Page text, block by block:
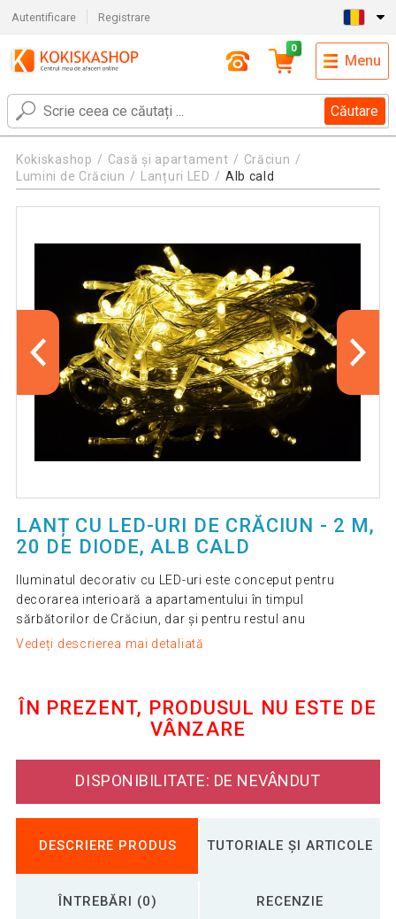
Autentificare Registrare
Căutare
0
Menu
Kokiskashop Casă și apartament
Crăciun
Lumini de Crăciun
Lanțuri LED Alb cald
LANȚ CU LED-URI DE CRĂCIUN - 2 M,
20 DE DIODE, ALB CALD
Iluminatul decorativ cu LED-uri este conceput pentru
decorarea interioară a apartamentului în timpul
sărbătorilor de Crăciun, dar și pentru restul anu
Vedeți descrierea mai detaliată
ÎN PREZENT, PRODUSUL NU ESTE DE
VÂNZARE
DISPONIBILITATE: DE NEVÂNDUT
DESCRIERE PRODUS TUTORIALE ȘI ARTICOLE
ÎNTREBĂRI (0) RECENZIE